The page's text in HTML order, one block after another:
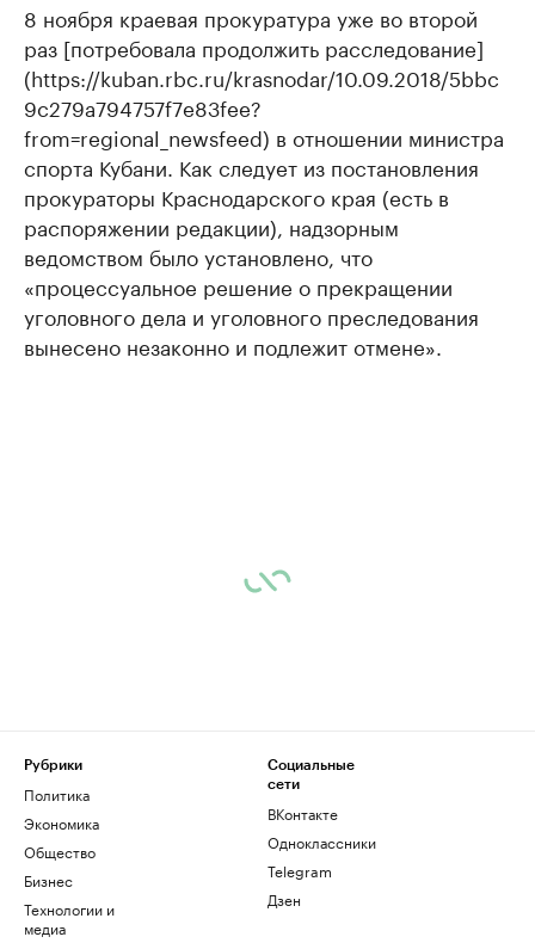
8 ноября краевая прокуратура уже во второй
раз [потребовала продолжить расследование]
(https://kuban.rbc.ru/krasnodar/10.09.2018/5bbc
9c279a794757f7e83fee?
from=regional_newsfeed) в отношении министра
спорта Кубани. Как следует из постановления
прокураторы Краснодарского края (есть в
распоряжении редакции), надзорным
ведомством было установлено, что
«процессуальное решение о прекращении
уголовного дела и уголовного преследования
вынесено незаконно и подлежит отмене».
Рубрики
Политика
Экономика
Общество
Бизнес
Технологии и
медиа
Социальные
сети
ВКонтакте
Одноклассники
Telegram
Дзен